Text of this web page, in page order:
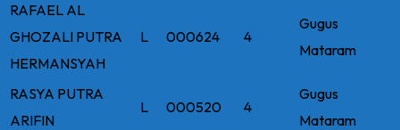
RAFAEL AL
GHOZALI PUTRA
HERMANSYAH
L 000624 4
Gugus
Mataram
RASYA PUTRA
ARIFIN
L 000520 4
Gugus
Mataram